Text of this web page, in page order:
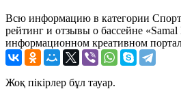
Всю информацию в категории
рейтинг и отзывы о бассейне
информационном креативном
Жоқ пікірлер бұл тауар.